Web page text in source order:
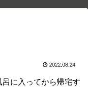
2022.08.24
に入ってから帰宅す